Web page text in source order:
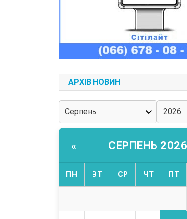
АРХІВ НОВИН
« СЕРПЕНЬ 2026
ПН ВТ СР ЧТ ПТ